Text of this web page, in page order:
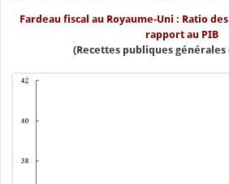
Fardeau fiscal au Royaume-Uni : Ratio
rapport au PIB
(Recettes publiques générales